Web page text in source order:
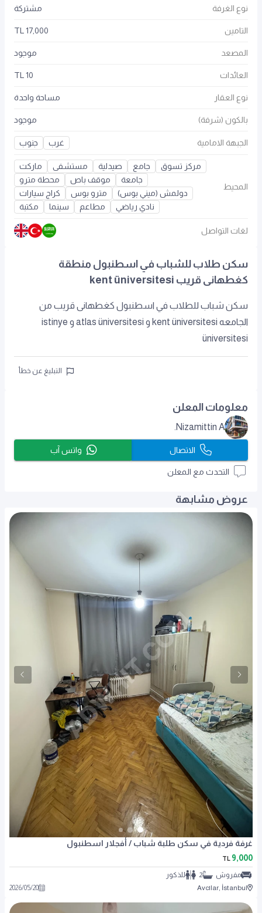
نوع الغرفة مشتركة
التامين 17,000 TL
المصعد موجود
العائدات 10 TL
نوع العقار مساحة واحدة
بالكون (شرفة) موجود
الجبهة الامامية غرب جنوب
المحيط
مركز تسوق جامع صيدلية مستشفى
ماركت
جامعة
موقف باص
محطة مترو
دولمش (ميني بوس)
مترو بوس
كراج سيارات
نادي رياضي
مطاعم سينما مكتبة
لغات التواصل
سكن طلاب للشباب في اسطنبول منطقة
كغطهانى قريب kent üniversitesi
سكن شباب للطلاب في اسطنبول كغطهانى قريب من
الجامعه kent üniversitesi و atlas üniversitesi و istinye
üniversitesi
التبليغ عن خطأ
معلومات المعلن
Nizamittin A.
الاتصال واتس آب
التحدث مع المعلن
عروض مشابهة
غرفة فردية في سكن طلبة شباب / أفجلار اسطنبول
9,000
TL
مفروش 2
للذكور
Avcılar, İstanbul
2026/05/20